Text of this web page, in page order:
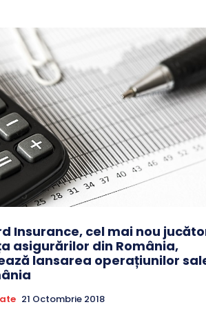
Insurance, cel mai nou
asigurărilor din România,
lansarea operațiunilor
21 Octombrie 2018